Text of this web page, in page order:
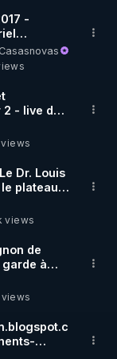
sur la
-
de Ricin-
2 - live du
views
Dr. Louis
plateau
views
de
à